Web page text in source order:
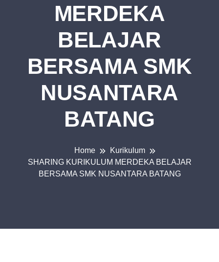
MERDEKA
BELAJAR
BERSAMA SMK
NUSANTARA
BATANG
Home
Kurikulum
SHARING KURIKULUM MERDEKA BELAJAR
BERSAMA SMK NUSANTARA BATANG